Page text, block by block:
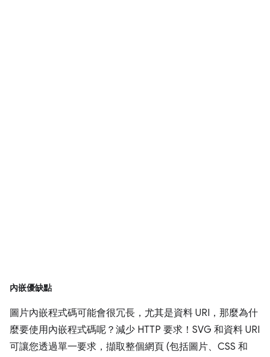
內嵌優缺點
圖片內嵌程式碼可能會很冗長，尤其是資料 URI，那麼為什
麼要使用內嵌程式碼呢？減少 HTTP 要求！SVG 和資料 URI
可讓您透過單一要求，擷取整個網頁 (包括圖片、CSS 和